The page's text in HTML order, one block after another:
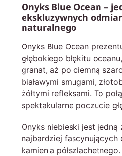
Onyks Blue Ocean –
ekskluzywnych
naturalnego
Onyks Blue Ocean
głębokiego błękitu
granat, aż po ciemną
białawymi smugami,
żółtymi refleksami. To
spektakularne poczucie
Onyks niebieski jest jedną
najbardziej fascynujących
kamienia